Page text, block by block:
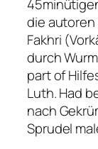
die autoren
Fakhri
durch
part of
Luth. Had
nach
Sprudel